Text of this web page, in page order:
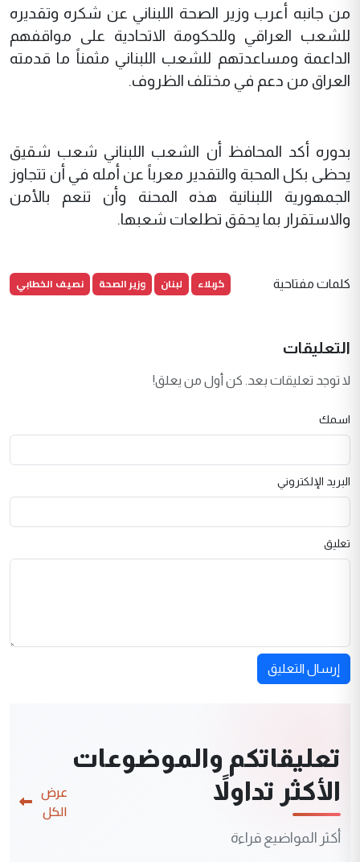
من جانبه أعرب وزير الصحة اللبناني عن شكره وتقديره
للشعب العراقي وللحكومة الاتحادية على مواقفهم
الداعمة ومساعدتهم للشعب اللبناني مثمناً ما قدمته
العراق من دعم في مختلف الظروف.
بدوره أكد المحافظ أن الشعب اللبناني شعب شقيق
يحظى بكل المحبة والتقدير معرباً عن أمله في أن تتجاوز
الجمهورية اللبنانية هذه المحنة وأن تنعم بالأمن
والاستقرار بما يحقق تطلعات شعبها.
كلمات مفتاحية كربلاء لبنان وزير الصحة نصيف الخطابي
التعليقات
لا توجد تعليقات بعد. كن أول من يعلق!
اسمك
البريد الإلكتروني
تعليق
إرسال التعليق
تعليقاتكم والموضوعات
الأكثر تداولاً
أكثر المواضيع قراءة
عرض
الكل